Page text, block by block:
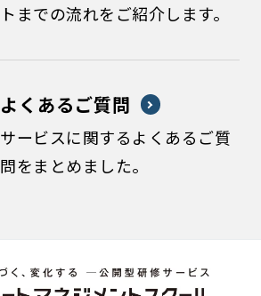
トまでの流れをご紹介します。
よくあるご質問
サービスに関するよくあるご質
問をまとめました。